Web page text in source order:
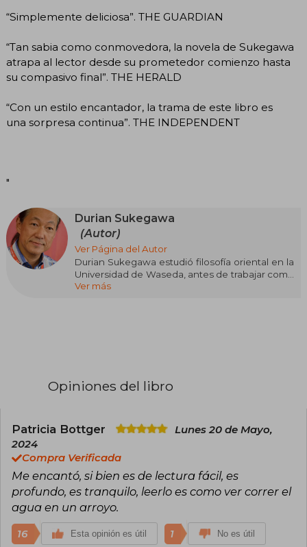
“Simplemente deliciosa”. THE GUARDIAN
“Tan sabia como conmovedora, la novela de Sukegawa
atrapa al lector desde su prometedor comienzo hasta
su compasivo final”. THE HERALD
“Con un estilo encantador, la trama de este libro es
una sorpresa continua”. THE INDEPENDENT
"
Durian Sukegawa
(Autor)
Ver Página del Autor
Durian Sukegawa estudió filosofía oriental en la
Universidad de Waseda, antes de trabajar como
periodista en Berlín y Camboya a principios de
Ver más
Opiniones del libro
Patricia Bottger
Lunes 20 de Mayo,
2024
Compra Verificada
Me encantó, si bien es de lectura fácil, es
profundo, es tranquilo, leerlo es como ver correr el
agua en un arroyo.
16 Esta opinión es útil 1 No es útil